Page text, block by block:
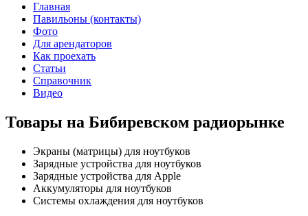
Главная
Павильоны (контакты)
Фото
Для арендаторов
Как проехать
Статьи
Справочник
Видео
Товары на Бибиревском радиорынке
Экраны (матрицы) для ноутбуков
Зарядные устройства для ноутбуков
Зарядные устройства для Apple
Аккумуляторы для ноутбуков
Системы охлаждения для ноутбуков